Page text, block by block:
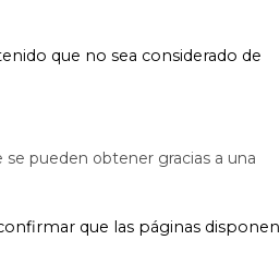
que no sea considerado de
pueden obtener gracias a una
que las páginas disponen